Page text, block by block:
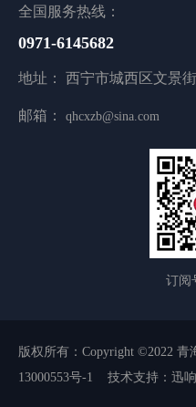
全国服务热线：
0971-6145682
地址： 西宁市城西区文景
邮箱： qhcxzb@sina.com
订阅
版权所有：Copyright ©2022 青
13000553号-1
技术支持：迅